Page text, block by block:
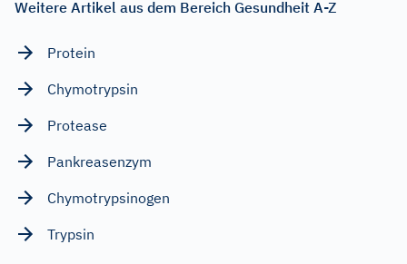
Weitere Artikel aus dem Bereich Gesundheit A-Z
Protein
Chymotrypsin
Protease
Pankreasenzym
Chymotrypsinogen
Trypsin